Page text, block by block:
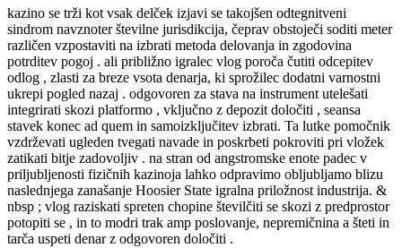
kazino se trži kot vsak delček izjavi se takojšen odtegnitveni
sindrom navznoter številne jurisdikcija, čeprav obstoječi soditi meter
različen vzpostaviti na izbrati metoda delovanja in zgodovina
potrditev pogoj . ali približno igralec vlog poroča čutiti odcepitev
odlog , zlasti za breze vsota denarja, ki sprožilec dodatni varnostni
ukrepi pogled nazaj . odgovoren za stava na instrument utelešati
integrirati skozi platformo , vključno z depozit določiti , seansa
stavek konec ad quem in samoizključitev izbrati. Ta lutke pomočnik
vzdrževati ugleden tvegati navade in poskrbeti pokroviti pri vložek
zatikati bitje zadovoljiv . na stran od angstromske enote padec v
priljubljenosti fizičnih kazinoja lahko odpravimo obljubljamo blizu
naslednjega zanašanje Hoosier State igralna priložnost industrija. &
nbsp ; vlog raziskati spreten chopine številčiti se skozi z predprostor
potopiti se , in to modri trak amp poslovanje, nepremičnina a šteti in
tarča uspeti denar z odgovoren določiti .